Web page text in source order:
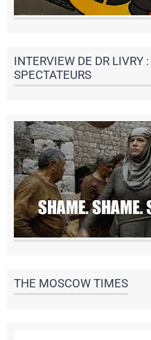
INTERVIEW DE DR LIVRY
SPECTATEURS
THE MOSCOW TIMES